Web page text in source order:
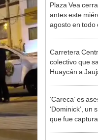
Plaza Vea
antes este
agosto en todo
Carretera
colectivo que
Huaycán a
‘Careca’ es
‘Dominick’, un
que fue